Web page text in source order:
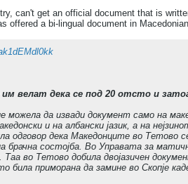
can't get an official document that is
offered a bi-lingual document in
велат дека се под 20 отсто и
да извади документ само на
и на албански јазик, а на
одговор дека Македонците во
брачна состојба. Во Управата за
во Тетово добила двојазичен
била приморана да замине во Скопје